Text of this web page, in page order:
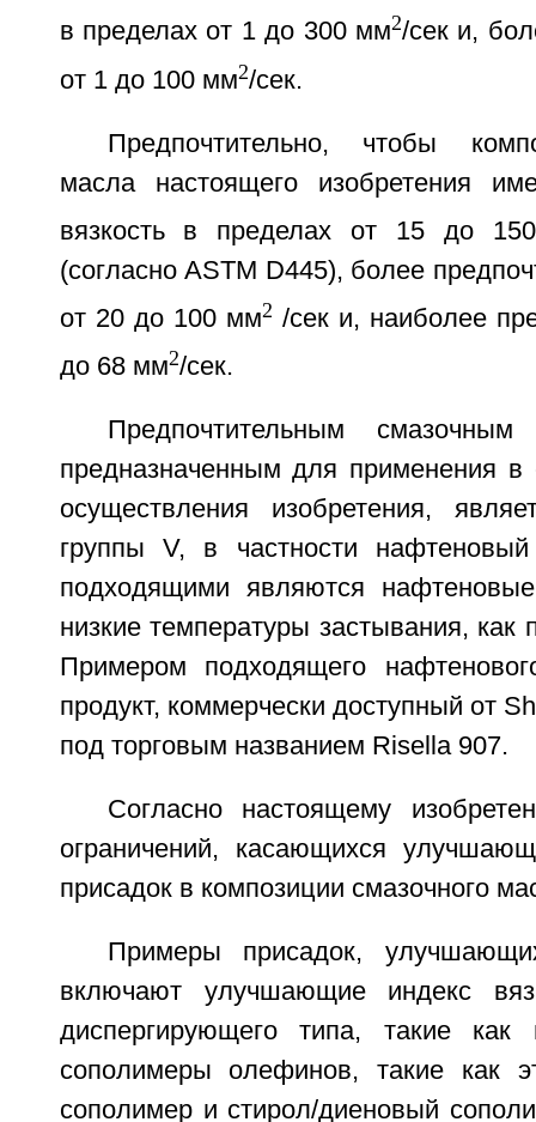
в пределах от 1 до 300 мм2/сек и,
от 1 до 100 мм2/сек.
Предпочтительно, чтобы
масла настоящего изобретения
вязкость в пределах от 15 до
(согласно ASTM D445), более
от 20 до 100 мм2 /сек и, наиболее
до 68 мм2/сек.
Предпочтительным
предназначенным для применения в
осуществления изобретения,
группы V, в частности
подходящими являются
низкие температуры застывания,
Примером подходящего
продукт, коммерчески доступный от
под торговым названием Risella 907.
Согласно настоящему
ограничений, касающихся
присадок в композиции смазочного
Примеры присадок,
включают улучшающие индекс
диспергирующего типа, такие как
сополимеры олефинов, такие как
сополимер и стирол/диеновый